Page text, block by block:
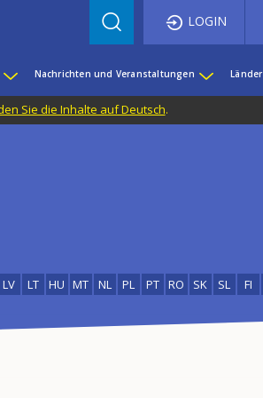
LOGIN
Nachrichten und Veranstaltungen Länder
Sie die Inhalte auf Deutsch.
LV LT HU MT NL PL PT RO SK SL FI